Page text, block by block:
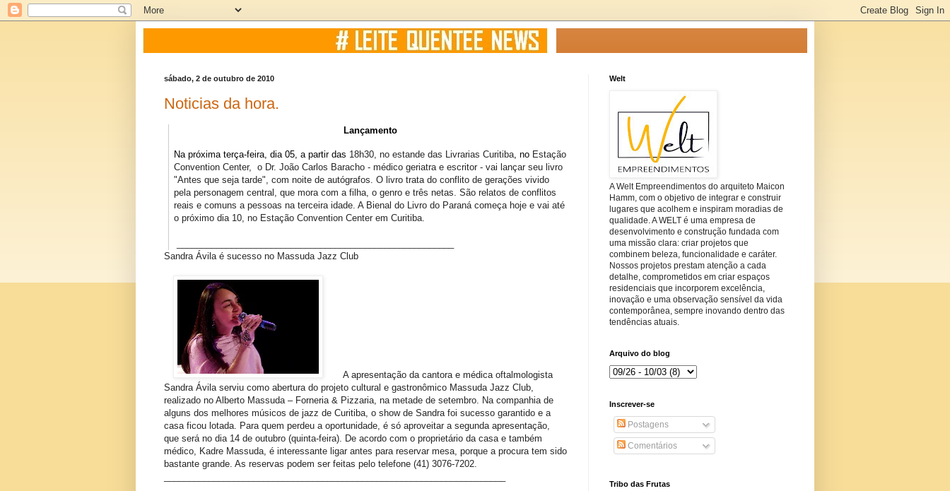
sábado, 2 de outubro de 2010
Noticias da hora.
Lançamento
Na próxima terça-feira, dia 05, a partir das 18h30, no estande das Livrarias Curitiba, no Estação
Convention Center, o Dr. João Carlos Baracho - médico geriatra e escritor - vai lançar seu livro
"Antes que seja tarde", com noite de autógrafos. O livro trata do conflito de gerações vivido
pela personagem central, que mora com a filha, o genro e três netas. São relatos de conflitos
reais e comuns a pessoas na terceira idade. A Bienal do Livro do Paraná começa hoje e vai até
o próximo dia 10, no Estação Convention Center em Curitiba.
Sandra Ávila é sucesso no Massuda Jazz Club
A apresentação da cantora e médica oftalmologista
Sandra Ávila serviu como abertura do projeto cultural e gastronômico Massuda Jazz Club,
realizado no Alberto Massuda – Forneria & Pizzaria, na metade de setembro. Na companhia de
alguns dos melhores músicos de jazz de Curitiba, o show de Sandra foi sucesso garantido e a
casa ficou lotada. Para quem perdeu a oportunidade, é só aproveitar a segunda apresentação,
que será no dia 14 de outubro (quinta-feira). De acordo com o proprietário da casa e também
médico, Kadre Massuda, é interessante ligar antes para reservar mesa, porque a procura tem sido
bastante grande. As reservas podem ser feitas pelo telefone (41) 3076-7202.
Welt
A Welt Empreendimentos do arquiteto Maicon
Hamm, com o objetivo de integrar e construir
lugares que acolhem e inspiram moradias de
qualidade. A WELT é uma empresa de
desenvolvimento e construção fundada com
uma missão clara: criar projetos que
combinem beleza, funcionalidade e caráter.
Nossos projetos prestam atenção a cada
detalhe, comprometidos em criar espaços
residenciais que incorporem excelência,
inovação e uma observação sensível da vida
contemporânea, sempre inovando dentro das
tendências atuais.
Arquivo do blog
Inscrever-se
Postagens
Comentários
Tribo das Frutas